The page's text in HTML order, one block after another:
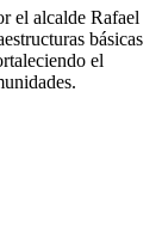
el alcalde Rafael
básicas
el